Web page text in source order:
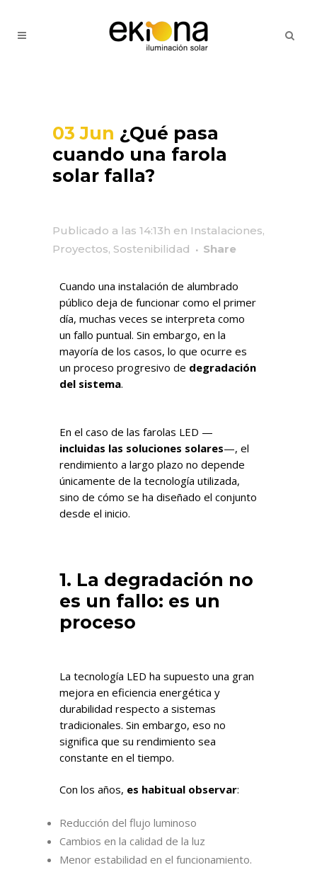
03 Jun ¿Qué pasa
cuando una farola
solar falla?
Publicado a las 14:13h en Instalaciones,
Proyectos, Sostenibilidad Share
Cuando una instalación de alumbrado
público deja de funcionar como el primer
día, muchas veces se interpreta como
un fallo puntual. Sin embargo, en la
mayoría de los casos, lo que ocurre es
un proceso progresivo de degradación
del sistema.
En el caso de las farolas LED —
incluidas las soluciones solares—, el
rendimiento a largo plazo no depende
únicamente de la tecnología utilizada,
sino de cómo se ha diseñado el conjunto
desde el inicio.
1. La degradación no
es un fallo: es un
proceso
La tecnología LED ha supuesto una gran
mejora en eficiencia energética y
durabilidad respecto a sistemas
tradicionales. Sin embargo, eso no
significa que su rendimiento sea
constante en el tiempo.
Con los años, es habitual observar:
Reducción del flujo luminoso
Cambios en la calidad de la luz
Menor estabilidad en el funcionamiento.